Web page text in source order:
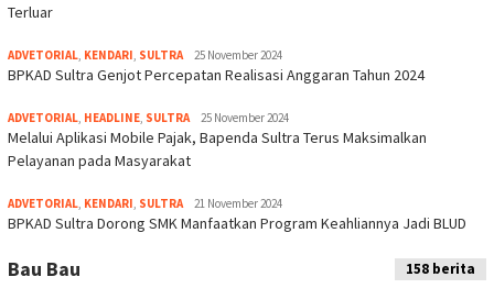
Terluar
ADVETORIAL KENDARI SULTRA 25 November 2024
BPKAD Sultra Genjot Percepatan Realisasi Anggaran Tahun 2024
ADVETORIAL HEADLINE SULTRA 25 November 2024
Melalui Aplikasi Mobile Pajak, Bapenda Sultra Terus Maksimalkan
Pelayanan pada Masyarakat
ADVETORIAL KENDARI SULTRA 21 November 2024
BPKAD Sultra Dorong SMK Manfaatkan Program Keahliannya Jadi BLUD
Bau Bau 158 berita